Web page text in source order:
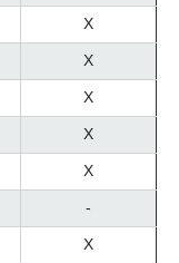
X
X
X
X
X
-
X